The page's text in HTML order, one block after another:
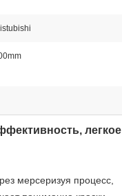
легкое
мерсеризуя процесс,